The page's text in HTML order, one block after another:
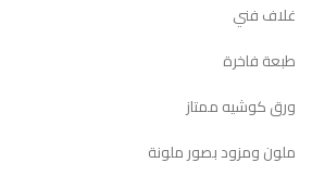
غلاف فني
طبعة فاخرة
ورق كوشيه ممتاز
ملون ومزود بصور ملونة